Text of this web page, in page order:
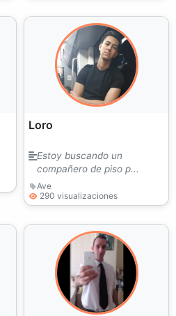
Loro
Estoy buscando un
compañero de piso p...
Ave
290 visualizaciones